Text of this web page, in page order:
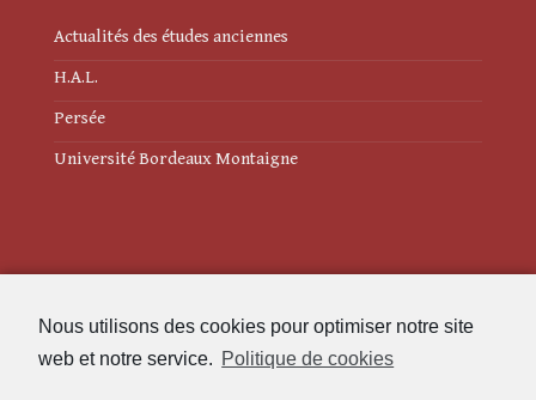
Nous utilisons des cookies pour optimiser notre site
web et notre service. Politique de cookies
Actualités des études anciennes
H.A.L.
Persée
Université Bordeaux Montaigne
Politique de cookies (UE)